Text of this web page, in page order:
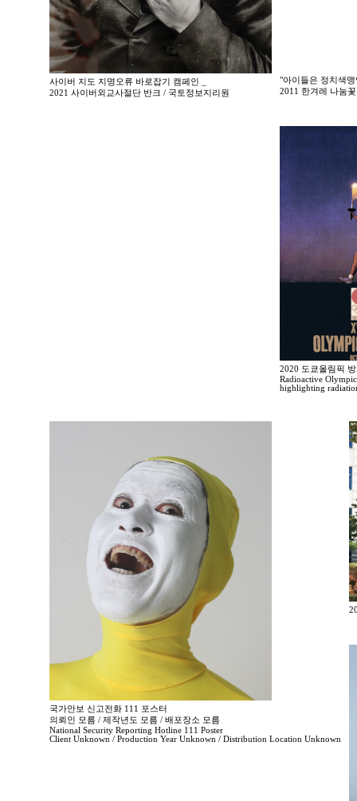
사이버 지도 지명오류 바로잡기 캠페인 _
2021 사이버외교사절단 반크 / 국토정보지리원
"아이들은 정치색
2011 한겨레 나눔
2020 도쿄올림픽
Radioactive
highlighting
국가안보 신고전화 111 포스터
의뢰인 모름 / 제작년도 모름 / 배포장소 모름
National Security Reporting Hotline 111 Poster
Client Unknown / Production Year Unknown / Distribution Location Unknown